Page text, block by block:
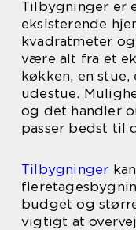
Tilbygninger er
eksisterende
kvadratmeter
være alt fra et
køkken, en
udestue.
og det handler
passer bedst til
Tilbygninger
budget og
vigtigt at